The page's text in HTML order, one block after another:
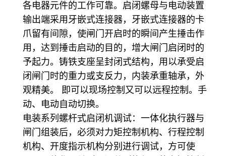
各电器元件的工作可靠。启闭螺母与电动装置
输出端采用牙嵌式连接器，牙嵌式连接器的卡
爪留有间隙，使闸门开启时的瞬间产生捶击作
用，达到捶击启动的目的，增大闸门启闭时的
予起力。铸铁支座呈封闭式结构，用以承受启
闭闸门时的重力或支反力，内装承重轴承，外
观精美。 即可以现场控制又可以远程控制。手
动、电动自动切换。
电装系列螺杆式启闭机调试：一体化执行器与
闸门组装后，必须对力矩控制机构、行程控制
机构、开度指示机构分别进行调试，方可使